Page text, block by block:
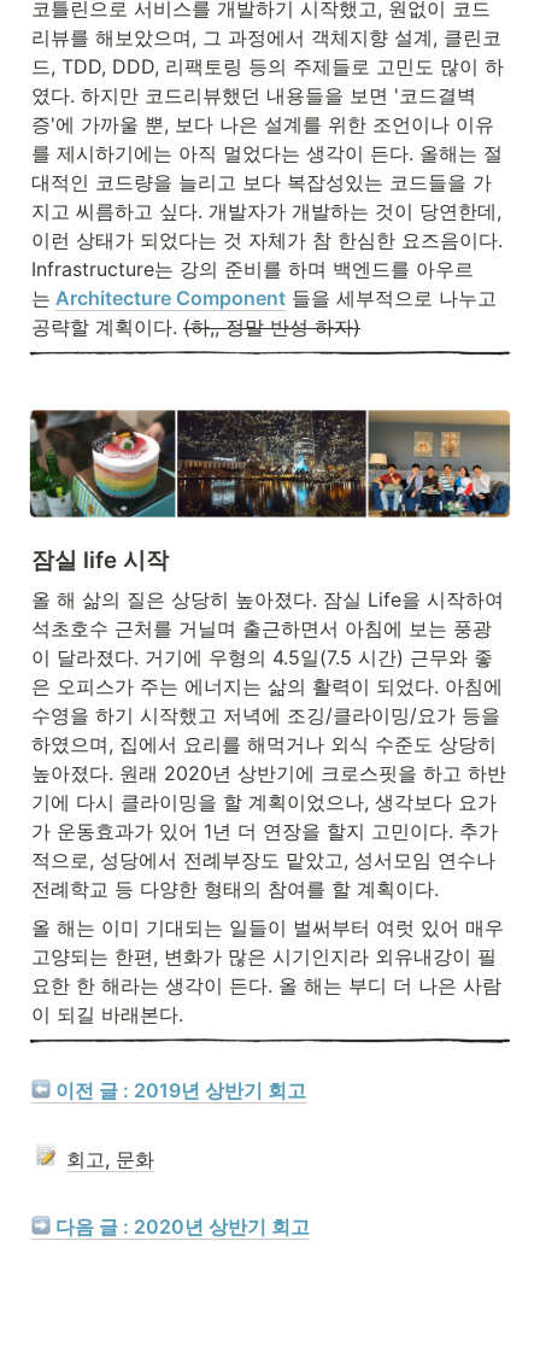
코틀린으로 서비스를 개발하기 시작했고, 원없이 코드
리뷰를 해보았으며, 그 과정에서 객체지향 설계, 클린코
드, TDD, DDD, 리팩토링 등의 주제들로 고민도 많이 하
였다. 하지만 코드리뷰했던 내용들을 보면 '코드결벽
증'에 가까울 뿐, 보다 나은 설계를 위한 조언이나 이유
를 제시하기에는 아직 멀었다는 생각이 든다. 올해는 절
대적인 코드량을 늘리고 보다 복잡성있는 코드들을 가
지고 씨름하고 싶다. 개발자가 개발하는 것이 당연한데,
이런 상태가 되었다는 것 자체가 참 한심한 요즈음이다.
Infrastructure는 강의 준비를 하며 백엔드를 아우르
는 Architecture Component 들을 세부적으로 나누고
공략할 계획이다. (하,, 정말 반성 하자)
잠실 life 시작
올 해 삶의 질은 상당히 높아졌다. 잠실 Life을 시작하여
석초호수 근처를 거닐며 출근하면서 아침에 보는 풍광
이 달라졌다. 거기에 우형의 4.5일(7.5 시간) 근무와 좋
은 오피스가 주는 에너지는 삶의 활력이 되었다. 아침에
수영을 하기 시작했고 저녁에 조깅/클라이밍/요가 등을
하였으며, 집에서 요리를 해먹거나 외식 수준도 상당히
높아졌다. 원래 2020년 상반기에 크로스핏을 하고 하반
기에 다시 클라이밍을 할 계획이었으나, 생각보다 요가
가 운동효과가 있어 1년 더 연장을 할지 고민이다. 추가
적으로, 성당에서 전례부장도 맡았고, 성서모임 연수나
전례학교 등 다양한 형태의 참여를 할 계획이다.
올 해는 이미 기대되는 일들이 벌써부터 여럿 있어 매우
고양되는 한편, 변화가 많은 시기인지라 외유내강이 필
요한 한 해라는 생각이 든다. 올 해는 부디 더 나은 사람
이 되길 바래본다.
이전 글 : 2019년 상반기 회고
회고, 문화
다음 글 : 2020년 상반기 회고